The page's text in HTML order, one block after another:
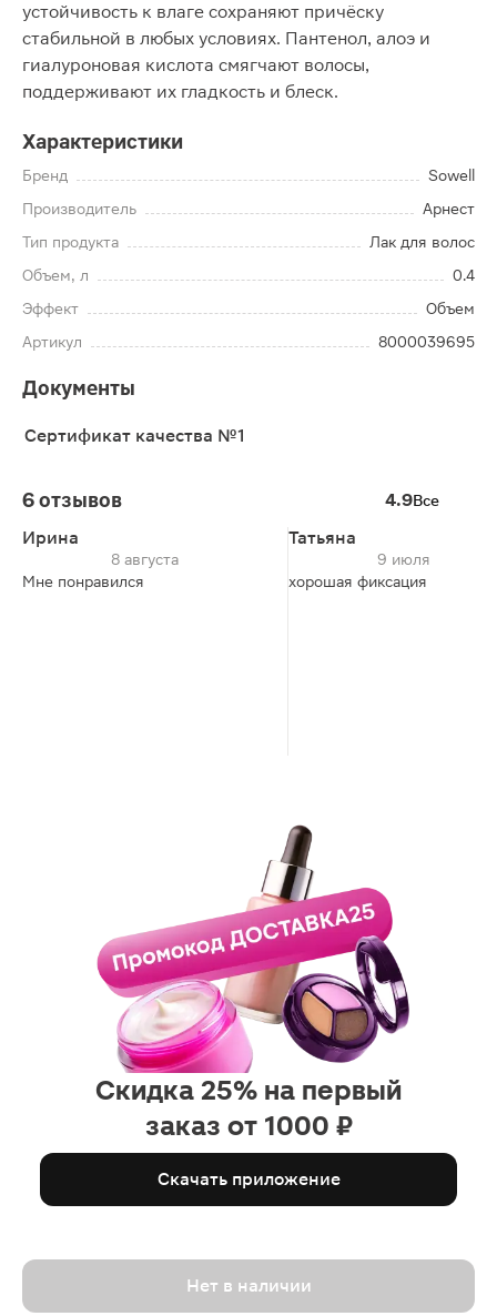
устойчивость к влаге сохраняют причёску
стабильной в любых условиях. Пантенол, алоэ и
гиалуроновая кислота смягчают волосы,
поддерживают их гладкость и блеск.
Характеристики
Бренд
Sowell
Производитель
Арнест
Тип продукта
Лак для волос
Объем, л
0.4
Эффект
Объем
Артикул
8000039695
Документы
Сертификат качества №1
6 отзывов 4.9Все
Ирина
8 августа
Мне понравился
Татьяна
9 июля
хорошая фиксация
Скидка 25% на первый
заказ от 1000 ₽
Скачать приложение
Нет в наличии